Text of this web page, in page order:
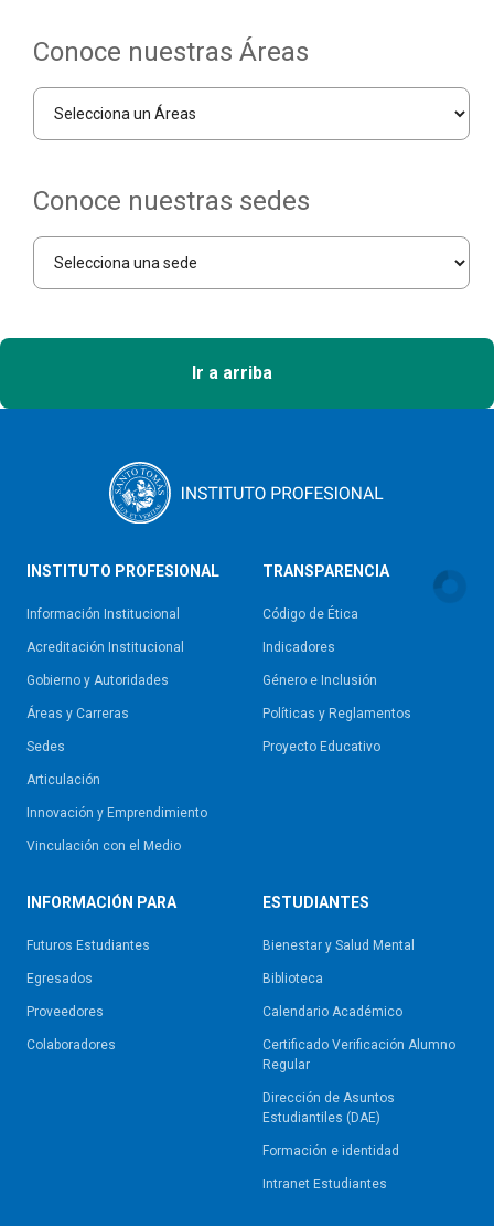
Conoce nuestras Áreas
Conoce nuestras sedes
Ir a arriba
INSTITUTO PROFESIONAL
Información Institucional
Acreditación Institucional
Gobierno y Autoridades​
Áreas y Carreras
Sedes
Articulación
Innovación y Emprendimiento
Vinculación con el Medio
TRANSPARENCIA
Código de Ética
Indicadores
Género e Inclusión
Políticas y Reglamentos​
Proyecto Educativo
INFORMACIÓN PARA
Futuros Estudiantes
Egresados
Proveedores
Colaboradores
ESTUDIANTES
Bienestar y Salud Mental
Biblioteca
Calendario Académico
Certificado Verificación Alumno
Regular
Dirección de Asuntos
Estudiantiles (DAE)
Formación e identidad
Intranet Estudiantes